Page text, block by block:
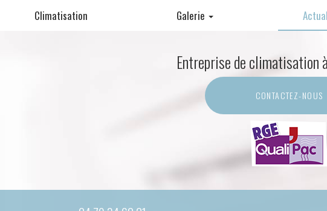
Climatisation Galerie
Climatisation
Matériel cuisine professionnelle
Entreprise de climatisation
CONTACTEZ-NOUS